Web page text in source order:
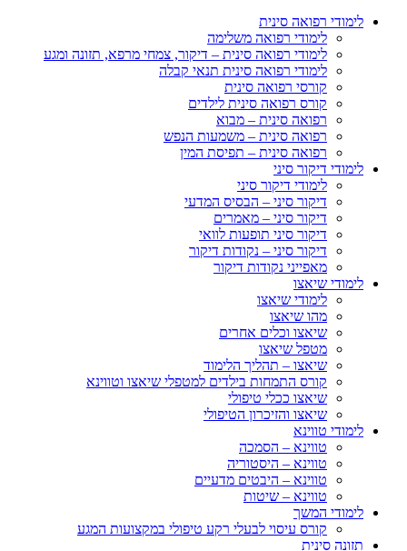
לימודי רפואה סינית
לימודי רפואה משלימה
לימודי רפואה סינית – דיקור, צמחי מרפא, תזונה ומגע
לימודי רפואה סינית תנאי קבלה
קורסי רפואה סינית
קורס רפואה סינית לילדים
רפואה סינית – מבוא
רפואה סינית – משמעות הנפש
רפואה סינית – תפיסת המין
לימודי דיקור סיני
לימודי דיקור סיני
דיקור סיני – הבסיס המדעי
דיקור סיני – מאמרים
דיקור סיני תופעות לוואי
דיקור סיני – נקודות דיקור
מאפייני נקודות דיקור
לימודי שיאצו
לימודי שיאצו
מהו שיאצו
שיאצו וכלים אחרים
מטפל שיאצו
שיאצו – תהליך הלימוד
קורס התמחות בילדים למטפלי שיאצו וטווינא
שיאצו ככלי טיפולי
שיאצו והזיכרון הטיפולי
לימודי טווינא
טווינא – הסמכה
טווינא – היסטוריה
טווינא – היבטים מדעיים
טווינא – שיטות
לימודי המשך
קורס עיסוי לבעלי רקע טיפולי במקצועות המגע
תזונה סינית